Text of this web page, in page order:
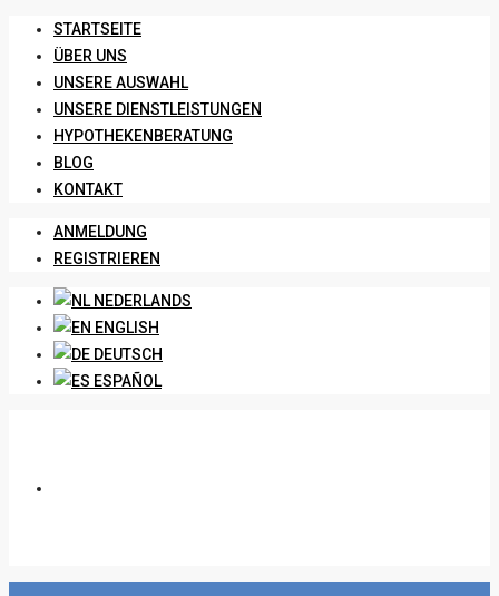
STARTSEITE
ÜBER UNS
UNSERE AUSWAHL
UNSERE DIENSTLEISTUNGEN
HYPOTHEKENBERATUNG
BLOG
KONTAKT
ANMELDUNG
REGISTRIEREN
NEDERLANDS
ENGLISH
DEUTSCH
ESPAÑOL